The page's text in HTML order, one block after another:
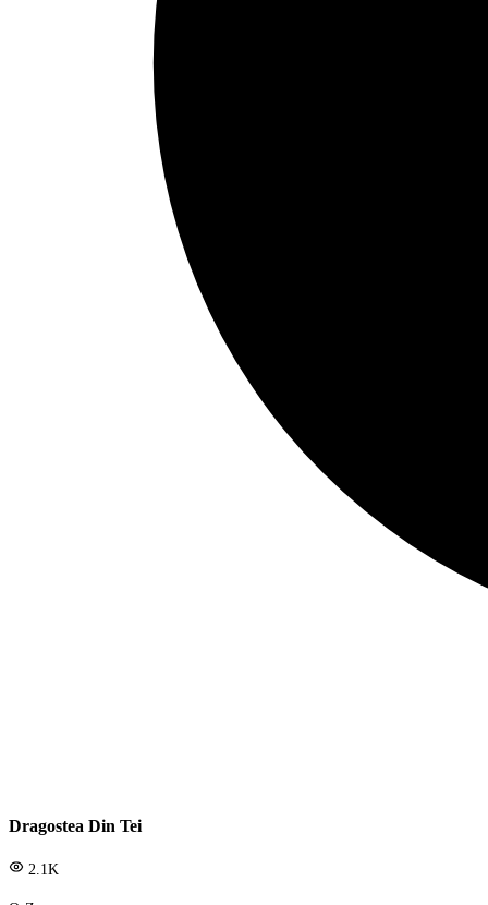
Dragostea Din Tei
2.1K